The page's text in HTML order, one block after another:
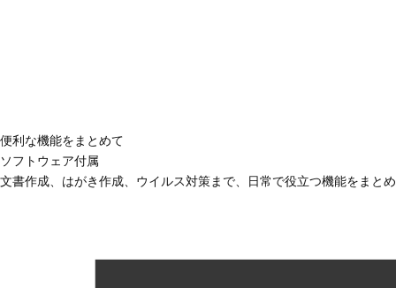
便利な機能をまとめて
ソフトウェア付属
文書作成、はがき作成、ウイルス対策まで、日常で役立つ機能をまと